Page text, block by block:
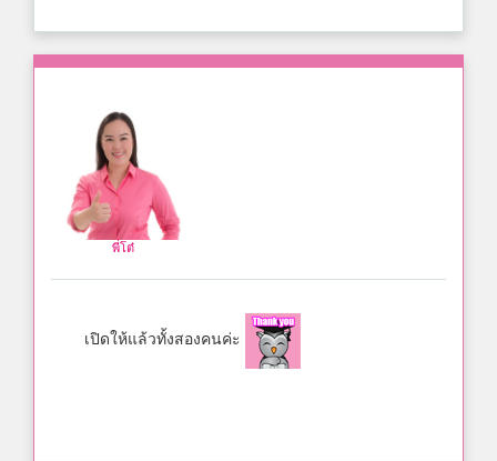
พี่โต๋
เปิดให้แล้วทั้งสองคนค่ะ